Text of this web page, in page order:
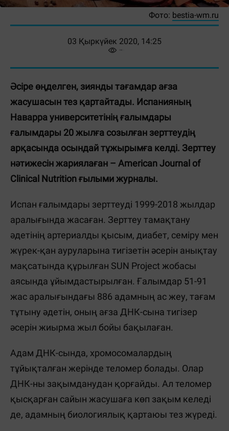
Фото: bestia-wm.ru
03 Қыркүйек 2020, 14:25
Әсіре өңделген, зиянды тағамдар ағза
жасушасын тез қартайтады. Испанияның
Наварра университетінің ғалымдары
ғалымдары 20 жылға созылған зерттеудің
арқасында осындай тұжырымға келді. Зерттеу
нәтижесін жариялаған – American Journal of
Clinical Nutrition ғылыми журналы.
Испан ғалымдары зерттеуді 1999-2018 жылдар
аралығында жасаған. Зерттеу тамақтану
әдетінің артериалды қысым, диабет, семіру мен
жүрек-қан ауруларына тигізетін әсерін анықтау
мақсатында құрылған SUN Project жобасы
аясында ұйымдастырылған. Ғалымдар 51-91
жас аралығындағы 886 адамның ас жеу, тағам
тұтыну әдетін, оның ағза ДНК-сына тигізер
әсерін жиырма жыл бойы бақылаған.
Адам ДНК-сында, хромосомалардың
тұйықталған жерінде теломер болады. Олар
ДНК-ны зақымданудан қорғайды. Ал теломер
қысқарған сайын жасушаға көп зақым келеді
де, адамның биологиялық қартаюы тез жүреді.